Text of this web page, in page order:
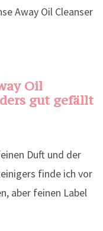
Oil
gut gefällt
Duft und der
finde ich vor
aber feinen Label